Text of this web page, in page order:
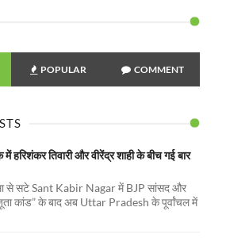
POPULAR COMMENT
तिवारी और वीरेंद्र शाही के बीच गई बार
से सटे Sant Kabir Nagar में BJP सांसद और
कांड” के बाद अब Uttar Pradesh के पूर्वांचल में